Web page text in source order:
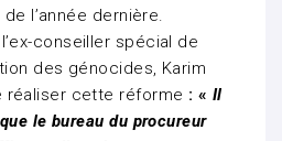
l’année dernière.
conseiller spécial de
des génocides, Karim
réaliser cette réforme : « Il
le bureau du procureur